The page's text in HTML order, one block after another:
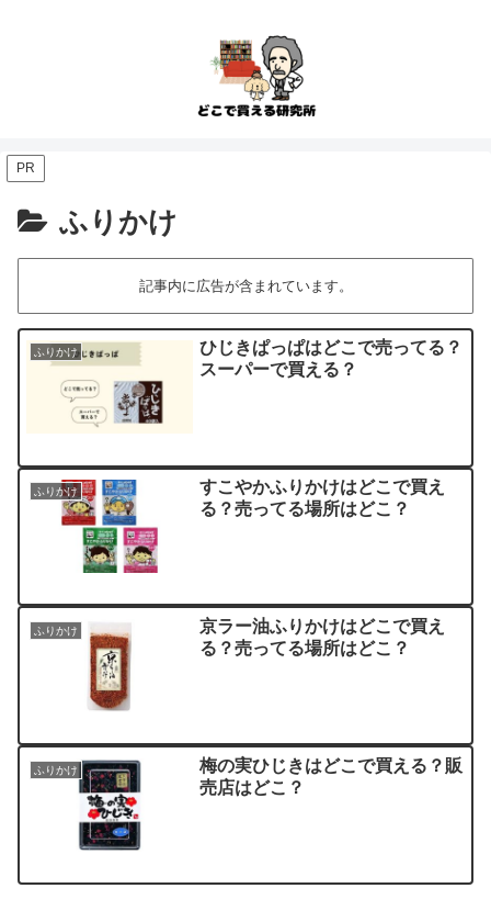
PR
ふりかけ
記事内に広告が含まれています。
ふりかけ
ひじきぱっぱはどこで売ってる？
スーパーで買える？
ふりかけ
すこやかふりかけはどこで買え
る？売ってる場所はどこ？
ふりかけ
京ラー油ふりかけはどこで買え
る？売ってる場所はどこ？
ふりかけ
梅の実ひじきはどこで買える？販
売店はどこ？